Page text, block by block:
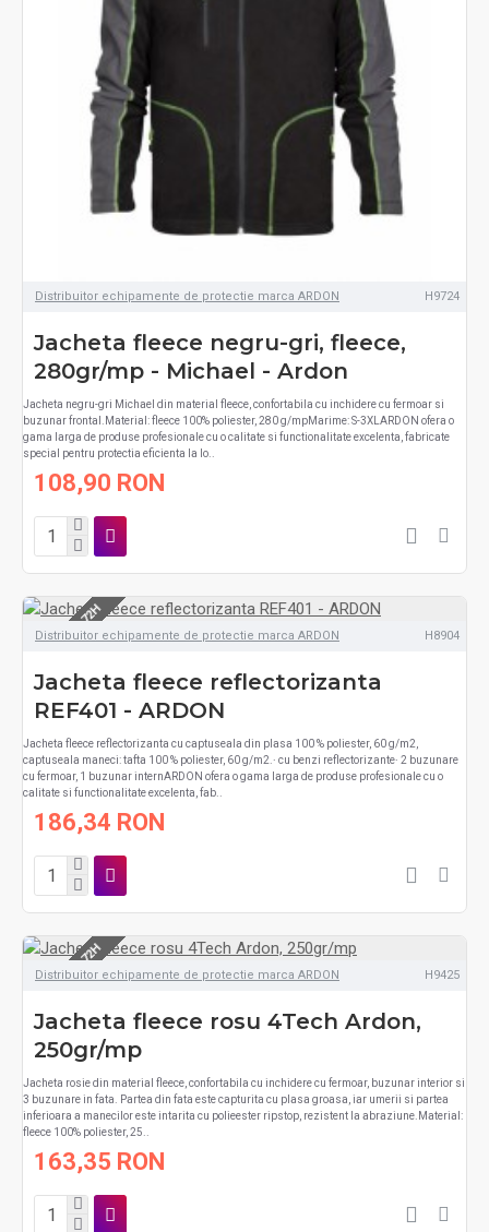
Distribuitor echipamente de protectie marca ARDON H9724
Jacheta fleece negru-gri, fleece,
280gr/mp - Michael - Ardon
Jacheta negru-gri Michael din material fleece, confortabila cu inchidere cu fermoar si
buzunar frontal.Material: fleece 100% poliester, 280 g/mpMarime: S-3XLARDON ofera o
gama larga de produse profesionale cu o calitate si functionalitate excelenta, fabricate
special pentru protectia eficienta la lo..
108,90 RON
LIVRARE 48-72H
Distribuitor echipamente de protectie marca ARDON H8904
Jacheta fleece reflectorizanta
REF401 - ARDON
Jacheta fleece reflectorizanta cu captuseala din plasa 100 % poliester, 60 g/m2,
captuseala maneci: tafta 100 % poliester, 60 g/m2.∙ cu benzi reflectorizante∙ 2 buzunare
cu fermoar, 1 buzunar internARDON ofera o gama larga de produse profesionale cu o
calitate si functionalitate excelenta, fab..
186,34 RON
LIVRARE 48-72H
Distribuitor echipamente de protectie marca ARDON H9425
Jacheta fleece rosu 4Tech Ardon,
250gr/mp
Jacheta rosie din material fleece, confortabila cu inchidere cu fermoar, buzunar interior si
3 buzunare in fata. Partea din fata este capturita cu plasa groasa, iar umerii si partea
inferioara a manecilor este intarita cu polieester ripstop, rezistent la abraziune.Material:
fleece 100% poliester, 25..
163,35 RON